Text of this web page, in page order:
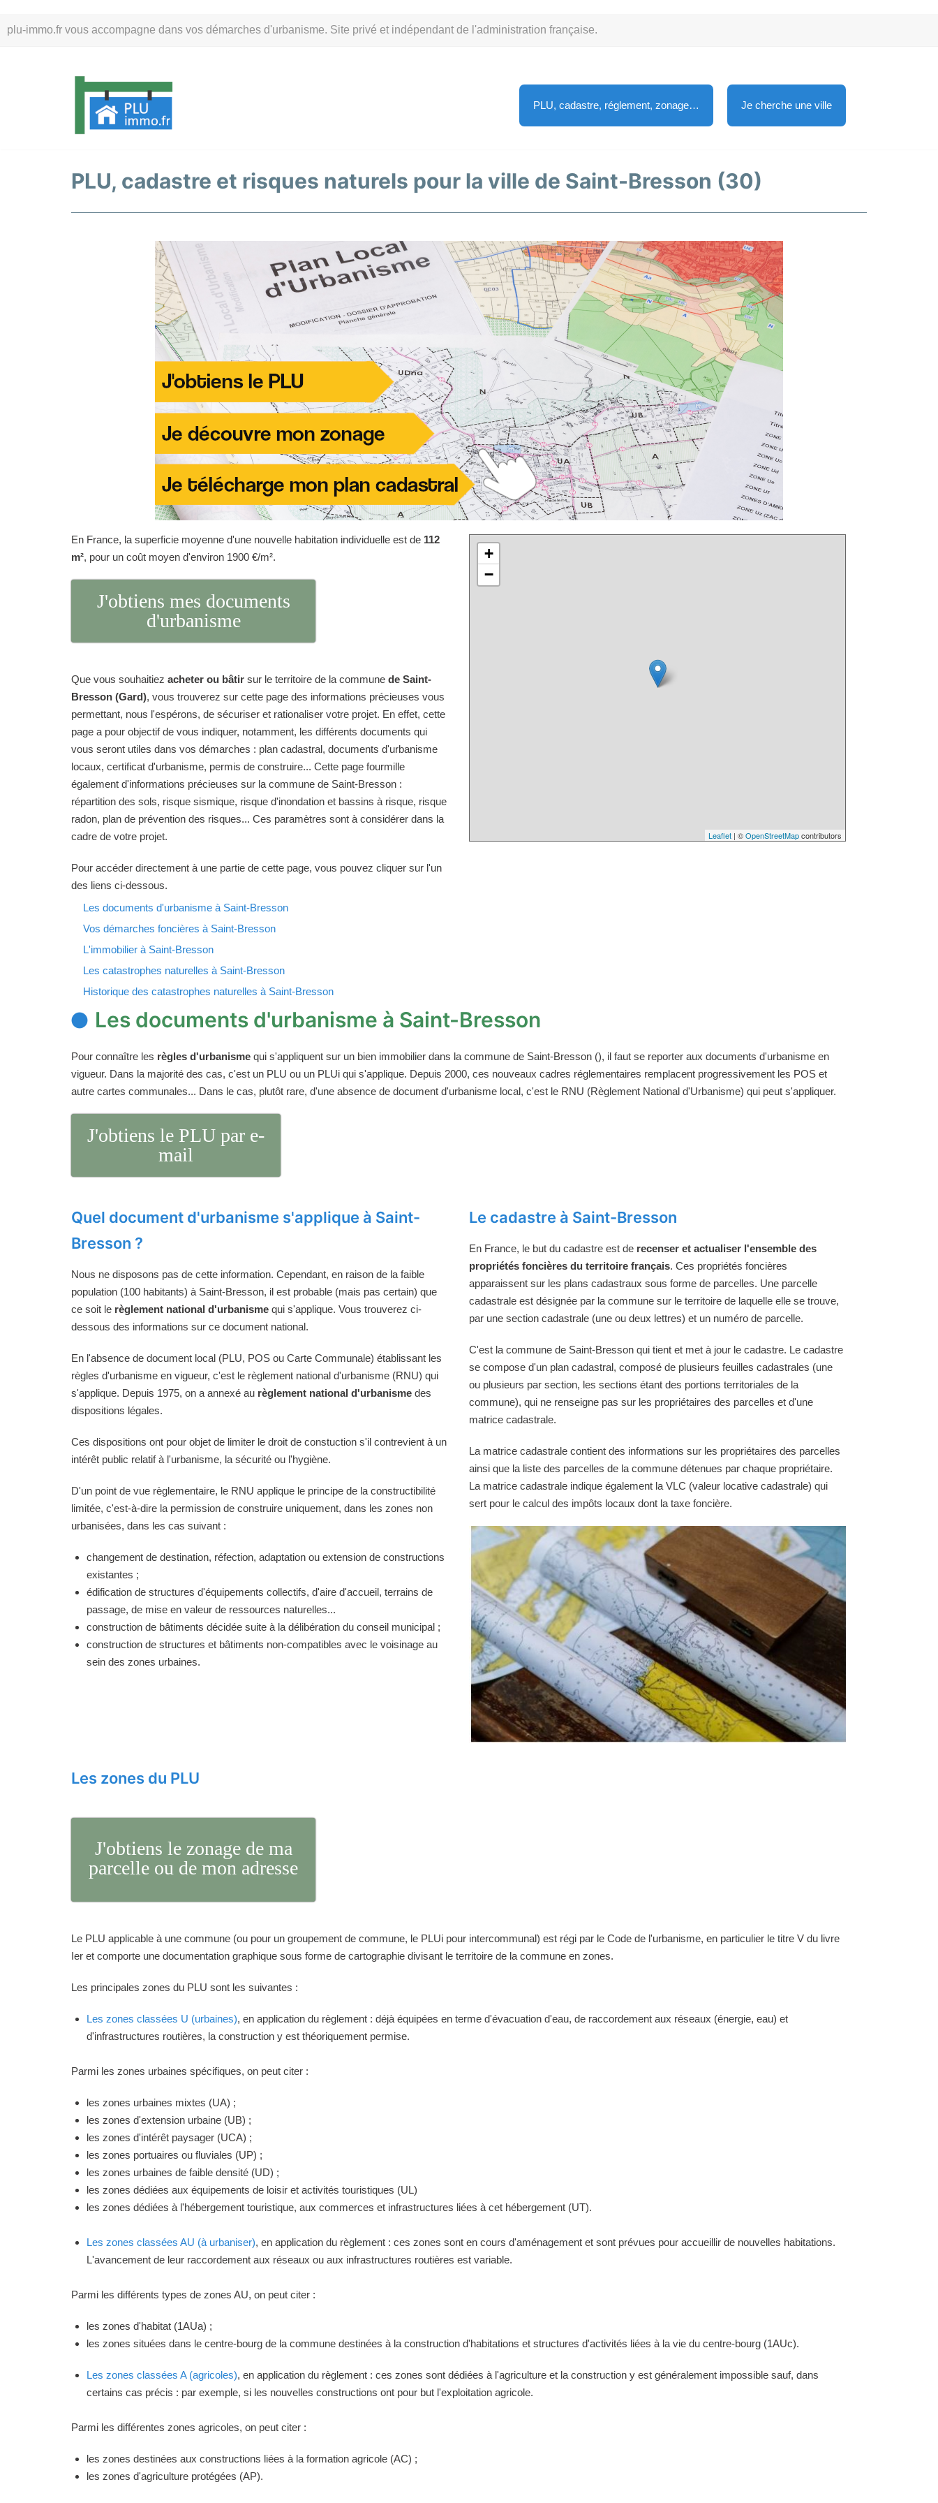
plu-immo.fr vous accompagne dans vos démarches d'urbanisme. Site privé et indépendant de l'administration française.
au
PLU, cadastre, réglement, zonage… Je cherche une ville
PLU, cadastre et risques naturels pour la ville de Saint-Bresson (30)
En France, la superficie moyenne d'une nouvelle habitation individuelle est de 112
m², pour un coût moyen d'environ 1900 €/m².
J'obtiens mes documents
d'urbanisme
Que vous souhaitiez acheter ou bâtir sur le territoire de la commune de Saint-
Bresson (Gard), vous trouverez sur cette page des informations précieuses vous
permettant, nous l'espérons, de sécuriser et rationaliser votre projet. En effet, cette
page a pour objectif de vous indiquer, notamment, les différents documents qui
vous seront utiles dans vos démarches : plan cadastral, documents d'urbanisme
locaux, certificat d'urbanisme, permis de construire... Cette page fourmille
également d'informations précieuses sur la commune de Saint-Bresson :
répartition des sols, risque sismique, risque d'inondation et bassins à risque, risque
radon, plan de prévention des risques... Ces paramètres sont à considérer dans la
cadre de votre projet.
Pour accéder directement à une partie de cette page, vous pouvez cliquer sur l'un
des liens ci-dessous.
Les documents d'urbanisme à Saint-Bresson
Vos démarches foncières à Saint-Bresson
L'immobilier à Saint-Bresson
Les catastrophes naturelles à Saint-Bresson
Historique des catastrophes naturelles à Saint-Bresson
+
−
Leaflet | ©OpenStreetMapcontributors
Les documents d'urbanisme à Saint-Bresson
Pour connaître les règles d'urbanisme qui s'appliquent sur un bien immobilier dans la commune de Saint-Bresson (), il faut se reporter aux documents d'urbanisme en
vigueur. Dans la majorité des cas, c'est un PLU ou un PLUi qui s'applique. Depuis 2000, ces nouveaux cadres réglementaires remplacent progressivement les POS et
autre cartes communales... Dans le cas, plutôt rare, d'une absence de document d'urbanisme local, c'est le RNU (Règlement National d'Urbanisme) qui peut s'appliquer.
J'obtiens le PLU par e-
mail
Quel document d'urbanisme s'applique à Saint-
Bresson ?
Nous ne disposons pas de cette information. Cependant, en raison de la faible
population (100 habitants) à Saint-Bresson, il est probable (mais pas certain) que
ce soit le règlement national d'urbanisme qui s'applique. Vous trouverez ci-
dessous des informations sur ce document national.
En l'absence de document local (PLU, POS ou Carte Communale) établissant les
règles d'urbanisme en vigueur, c'est le règlement national d'urbanisme (RNU) qui
s'applique. Depuis 1975, on a annexé au règlement national d'urbanisme des
dispositions légales.
Ces dispositions ont pour objet de limiter le droit de constuction s'il contrevient à un
intérêt public relatif à l'urbanisme, la sécurité ou l'hygiène.
D'un point de vue règlementaire, le RNU applique le principe de la constructibilité
limitée, c'est-à-dire la permission de construire uniquement, dans les zones non
urbanisées, dans les cas suivant :
changement de destination, réfection, adaptation ou extension de constructions
existantes ;
édification de structures d'équipements collectifs, d'aire d'accueil, terrains de
passage, de mise en valeur de ressources naturelles...
construction de bâtiments décidée suite à la délibération du conseil municipal ;
construction de structures et bâtiments non-compatibles avec le voisinage au
sein des zones urbaines.
Le cadastre à Saint-Bresson
En France, le but du cadastre est de recenser et actualiser l'ensemble des
propriétés foncières du territoire français. Ces propriétés foncières
apparaissent sur les plans cadastraux sous forme de parcelles. Une parcelle
cadastrale est désignée par la commune sur le territoire de laquelle elle se trouve,
par une section cadastrale (une ou deux lettres) et un numéro de parcelle.
C'est la commune de Saint-Bresson qui tient et met à jour le cadastre. Le cadastre
se compose d'un plan cadastral, composé de plusieurs feuilles cadastrales (une
ou plusieurs par section, les sections étant des portions territoriales de la
commune), qui ne renseigne pas sur les propriétaires des parcelles et d'une
matrice cadastrale.
La matrice cadastrale contient des informations sur les propriétaires des parcelles
ainsi que la liste des parcelles de la commune détenues par chaque propriétaire.
La matrice cadastrale indique également la VLC (valeur locative cadastrale) qui
sert pour le calcul des impôts locaux dont la taxe foncière.
Les zones du PLU
J'obtiens le zonage de ma
parcelle ou de mon adresse
Le PLU applicable à une commune (ou pour un groupement de commune, le PLUi pour intercommunal) est régi par le Code de l'urbanisme, en particulier le titre V du livre
Ier et comporte une documentation graphique sous forme de cartographie divisant le territoire de la commune en zones.
Les principales zones du PLU sont les suivantes :
Les zones classées U (urbaines), en application du règlement : déjà équipées en terme d'évacuation d'eau, de raccordement aux réseaux (énergie, eau) et
d'infrastructures routières, la construction y est théoriquement permise.
Parmi les zones urbaines spécifiques, on peut citer :
les zones urbaines mixtes (UA) ;
les zones d'extension urbaine (UB) ;
les zones d'intérêt paysager (UCA) ;
les zones portuaires ou fluviales (UP) ;
les zones urbaines de faible densité (UD) ;
les zones dédiées aux équipements de loisir et activités touristiques (UL)
les zones dédiées à l'hébergement touristique, aux commerces et infrastructures liées à cet hébergement (UT).
Les zones classées AU (à urbaniser), en application du règlement : ces zones sont en cours d'aménagement et sont prévues pour accueillir de nouvelles habitations.
L'avancement de leur raccordement aux réseaux ou aux infrastructures routières est variable.
Parmi les différents types de zones AU, on peut citer :
les zones d'habitat (1AUa) ;
les zones situées dans le centre-bourg de la commune destinées à la construction d'habitations et structures d'activités liées à la vie du centre-bourg (1AUc).
Les zones classées A (agricoles), en application du règlement : ces zones sont dédiées à l'agriculture et la construction y est généralement impossible sauf, dans
certains cas précis : par exemple, si les nouvelles constructions ont pour but l'exploitation agricole.
Parmi les différentes zones agricoles, on peut citer :
les zones destinées aux constructions liées à la formation agricole (AC) ;
les zones d'agriculture protégées (AP).